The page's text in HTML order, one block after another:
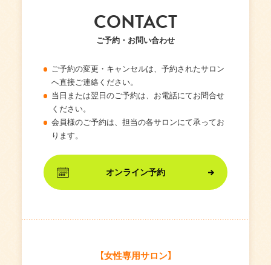
CONTACT
ご予約・お問い合わせ
ご予約の変更・キャンセルは、予約されたサロン
へ直接ご連絡ください。
当日または翌日のご予約は、お電話にてお問合せ
ください。
会員様のご予約は、担当の各サロンにて承ってお
ります。
オンライン予約
【女性専用サロン】